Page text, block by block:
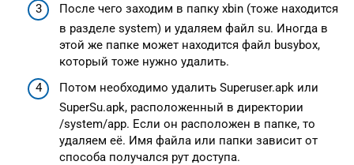
После чего заходим в папку xbin (тоже находится
в разделе system) и удаляем файл su. Иногда в
этой же папке может находится файл busybox,
который тоже нужно удалить.
Потом необходимо удалить Superuser.apk или
SuperSu.apk, расположенный в директории
/system/app. Если он расположен в папке, то
удаляем её. Имя файла или папки зависит от
способа получался рут доступа.